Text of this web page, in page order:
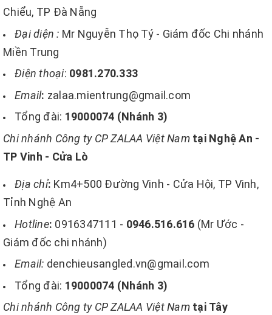
Chiểu, TP Đà Nẵng
Đại diện : Mr Nguyễn Thọ Tý - Giám đốc Chi nhánh
Miền Trung
Điện thoại: 0981.270.333
Email: zalaa.mientrung@gmail.com
Tổng đài: 19000074 (Nhánh 3)
Chi nhánh Công ty CP ZALAA Việt Namtại Nghệ An -
TP Vinh - Cửa Lò
Địa chỉ: Km4+500 Đường Vinh - Cửa Hội, TP Vinh,
Tỉnh Nghệ An
Hotline: 0916347111 - 0946.516.616 (Mr Ước -
Giám đốc chi nhánh)
Email: denchieusangled.vn@gmail.com
Tổng đài: 19000074 (Nhánh 3)
Chi nhánh Công ty CP ZALAA Việt Namtại Tây